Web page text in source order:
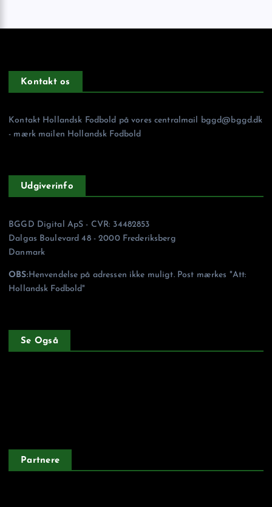
Kontakt os
Kontakt Hollandsk Fodbold på vores centralmail
bggd@bggd.dk
- mærk mailen Hollandsk Fodbold
Udgiverinfo
BGGD Digital ApS - CVR: 34482853
Dalgas Boulevard 48 - 2000 Frederiksberg
Danmark
OBS: Henvendelse på adressen ikke muligt. Post mærkes "Att:
Hollandsk Fodbold"
Se Også
Partnere